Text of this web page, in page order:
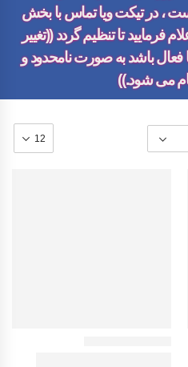
، در تیکت ویا تماس با بخش
فرمایید تا تنظیم گردد ((تغییر
فعال باشد به صورتنامحدودو
می شود.))